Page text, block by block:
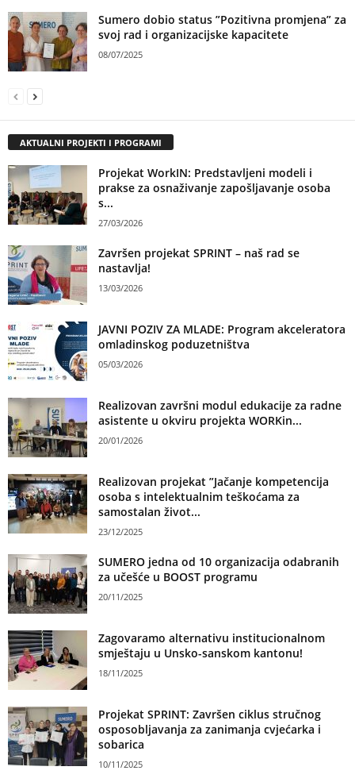
Sumero dobio status ”Pozitivna promjena” za
svoj rad i organizacijske kapacitete
08/07/2025
AKTUALNI PROJEKTI I PROGRAMI
Projekat WorkIN: Predstavljeni modeli i
prakse za osnaživanje zapošljavanje osoba
s...
27/03/2026
Završen projekat SPRINT – naš rad se
nastavlja!
13/03/2026
JAVNI POZIV ZA MLADE: Program akceleratora
omladinskog poduzetništva
05/03/2026
Realizovan završni modul edukacije za radne
asistente u okviru projekta WORKin...
20/01/2026
Realizovan projekat ”Jačanje kompetencija
osoba s intelektualnim teškoćama za
samostalan život...
23/12/2025
SUMERO jedna od 10 organizacija odabranih
za učešće u BOOST programu
20/11/2025
Zagovaramo alternativu institucionalnom
smještaju u Unsko-sanskom kantonu!
18/11/2025
Projekat SPRINT: Završen ciklus stručnog
osposobljavanja za zanimanja cvjećarka i
sobarica
10/11/2025